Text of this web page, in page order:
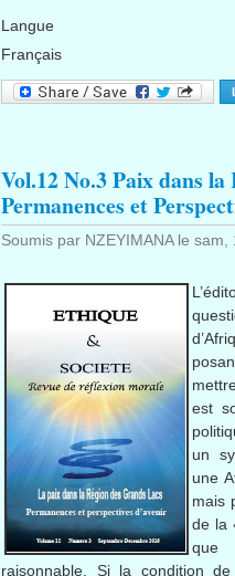
Langue
Français
Vol.12 No.3 Paix dans
Permanences et
Soumis par NZEYIMANAle sam,
est
un
une
mais
de la
que
raisonnable. Si la condition